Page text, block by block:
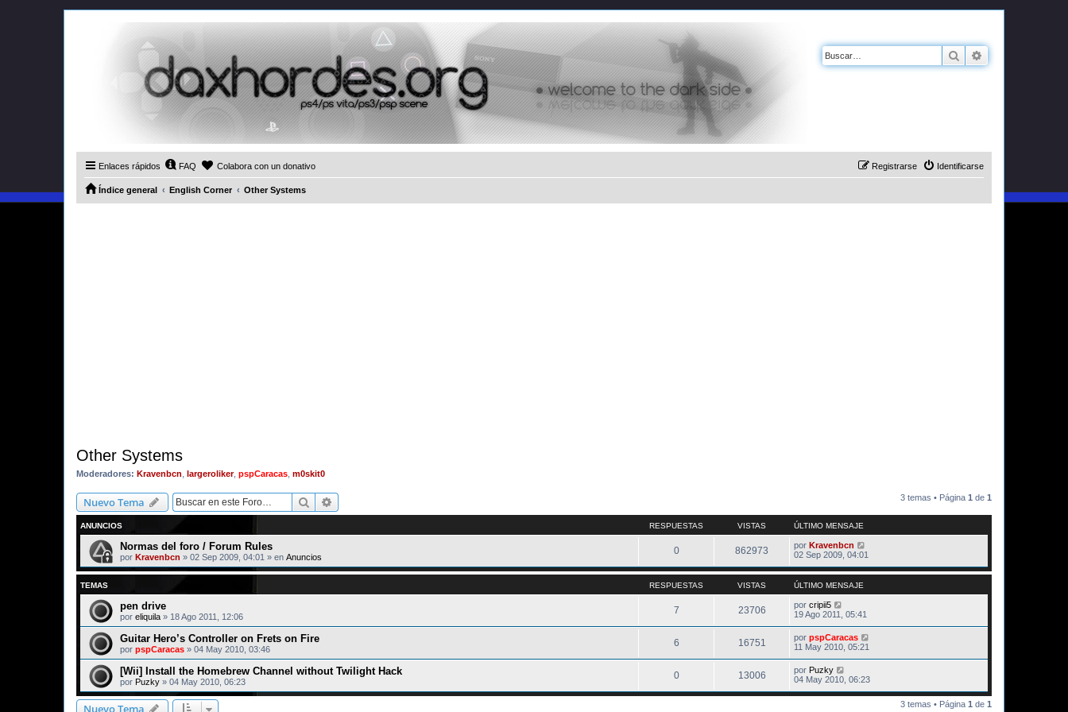
Buscar
Enlaces rápidos FAQ Colabora con un donativo Identificarse
Registrarse
Índice general English Corner Other Systems
Other Systems
Moderadores: Kravenbcn largeroliker, pspCaracas m0skit0
Nuevo Tema Buscar 3 temas • Página 1 de 1
ANUNCIOS RESPUESTAS VISTAS ÚLTIMO MENSAJE
Normas del foro / Forum Rules
por Kravenbcn » 02 Sep 2009, 04:01 » en Anuncios
0 862973 por Kravenbcn
02 Sep 2009, 04:01
TEMAS RESPUESTAS VISTAS ÚLTIMO MENSAJE
pen drive
por eliquila » 18 Ago 2011, 12:06
7 23706 por cripii5
19 Ago 2011, 05:41
Guitar Hero’s Controller on Frets on Fire
por pspCaracas » 04 May 2010, 03:46
6 16751 por pspCaracas
11 May 2010, 05:21
[Wii] Install the Homebrew Channel without Twilight Hack
por Puzky » 04 May 2010, 06:23
0 13006 por Puzky
04 May 2010, 06:23
Nuevo Tema 3 temas • Página 1 de 1